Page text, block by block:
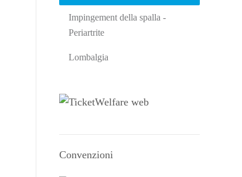
Impingement della spalla -
Periartrite
Lombalgia
Convenzioni